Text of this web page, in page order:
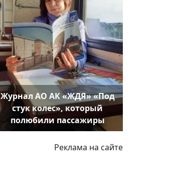
Журнал АО АК «ЖДЯ» «Под
стук колес», который
полюбили пассажиры
Реклама на сайте